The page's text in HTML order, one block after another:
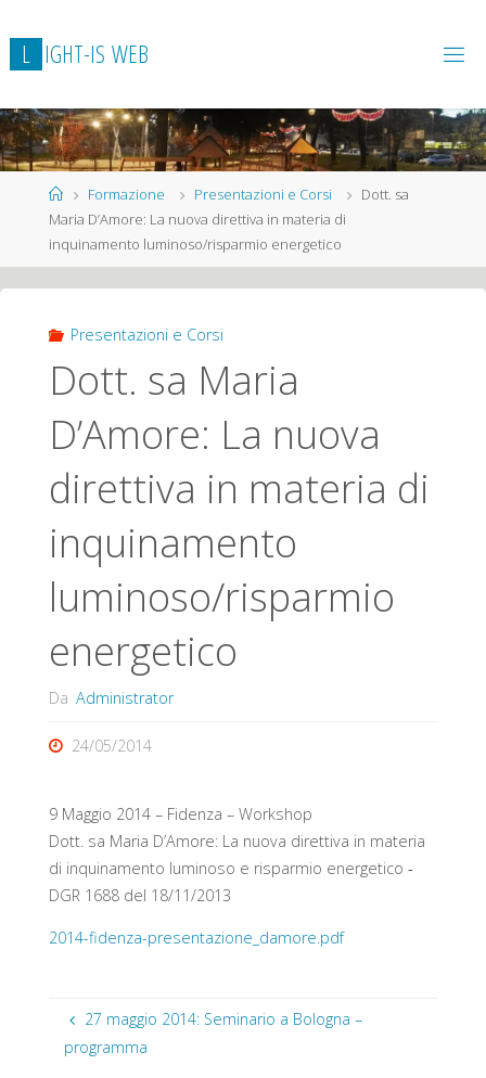
L IGHT-IS WEB
HomeFormazione Presentazioni e Corsi
Dott. sa
Maria D’Amore: La nuova direttiva in materia di
inquinamento luminoso/risparmio energetico
Presentazioni e Corsi
Dott. sa Maria
D’Amore: La nuova
direttiva in materia di
inquinamento
luminoso/risparmio
energetico
Da Administrator
24/05/2014
9 Maggio 2014 – Fidenza – Workshop
Dott. sa Maria D’Amore: La nuova direttiva in materia
di inquinamento luminoso e risparmio energetico ‐
DGR 1688 del 18/11/2013
2014-fidenza-presentazione_damore.pdf
27 maggio 2014: Seminario a Bologna –
programma